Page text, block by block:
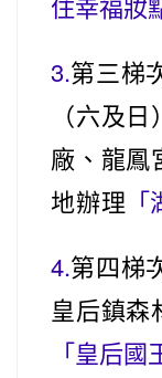
3.第三梯
（六及
廠、龍鳳
地辦理
4.第四梯
皇后鎮森
「皇后國